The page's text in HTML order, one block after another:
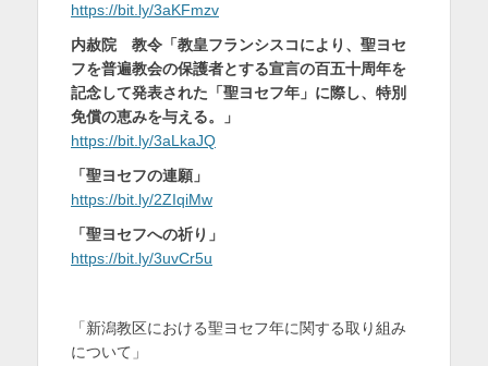
https://bit.ly/3aKFmzv
内赦院 教令「教皇フランシスコにより、聖ヨセ
フを普遍教会の保護者とする宣言の百五十周年を
記念して発表された「聖ヨセフ年」に際し、特別
免償の恵みを与える。」
https://bit.ly/3aLkaJQ
「聖ヨセフの連願」
https://bit.ly/2ZIqiMw
「聖ヨセフへの祈り」
https://bit.ly/3uvCr5u
「新潟教区における聖ヨセフ年に関する取り組み
について」